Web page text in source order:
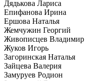
Дядькова Лариса
Епифанова Ирина
Ершова Наталья
Жемчужин Георгий
Живописцев Владимир
Жуков Игорь
Загоринская Наталья
Зайцева Валерия
Замуруев Родион